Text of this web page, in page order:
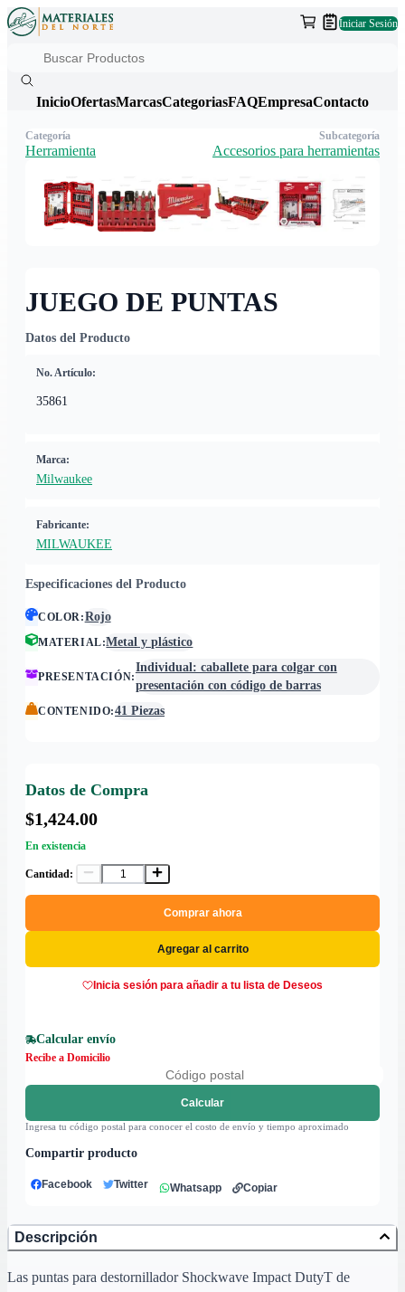
Iniciar Sesión
InicioOfertasMarcasCategoriasFAQEmpresaContacto
JUEGO DE PUNTAS
Datos del Producto
No. Artículo:
35861
Marca:
Milwaukee
Fabricante:
MILWAUKEE
Especificaciones del Producto
COLOR:Rojo
MATERIAL:Metal y plástico
PRESENTACIÓN:
Individual: caballete para colgar con
presentación con código de barras
CONTENIDO:41 Piezas
Datos de Compra
$1,424.00
En existencia
Cantidad:
Comprar ahora
Agregar al carrito
Inicia sesión para añadir a tu lista de Deseos
Calcular envío
Recibe a Domicilio
Calcular
Ingresa tu código postal para conocer el costo de envío y tiempo aproximado
Compartir producto
Facebook Twitter Whatsapp Copiar
Categoría
Herramienta
Subcategoría
Accesorios para herramientas
Descripción
Las puntas para destornillador Shockwave Impact DutyT de